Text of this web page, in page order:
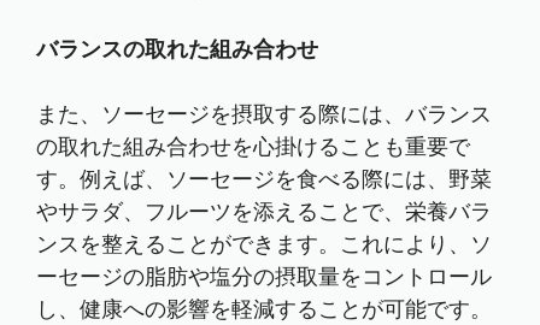
バランスの取れた組み合わせ
また、ソーセージを摂取する際には、バランス
の取れた組み合わせを心掛けることも重要で
す。例えば、ソーセージを食べる際には、野菜
やサラダ、フルーツを添えることで、栄養バラ
ンスを整えることができます。これにより、ソ
ーセージの脂肪や塩分の摂取量をコントロール
し、健康への影響を軽減することが可能です。